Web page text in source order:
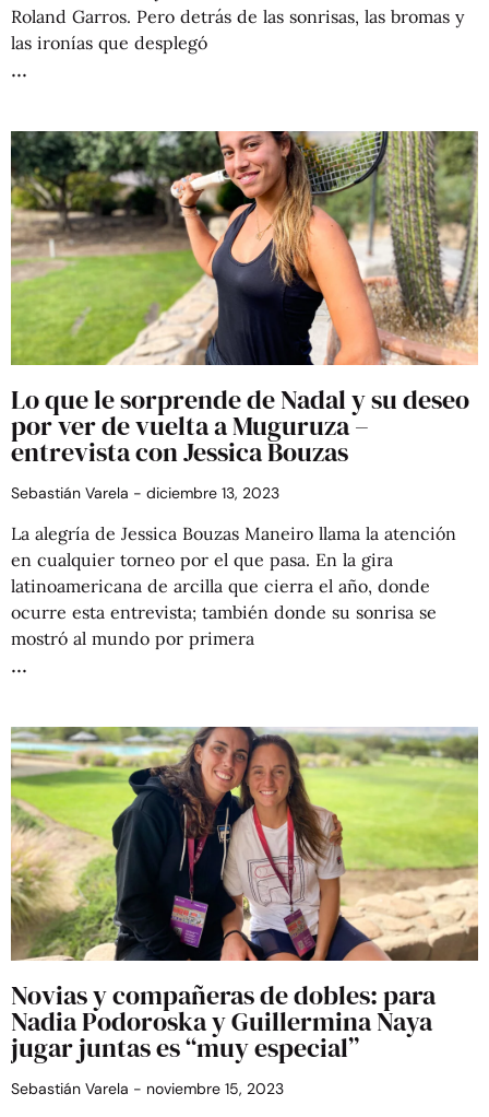
Roland Garros. Pero detrás de las sonrisas, las bromas y
las ironías que desplegó
Lo que le sorprende de Nadal y su deseo
por ver de vuelta a Muguruza –
entrevista con Jessica Bouzas
Sebastián Varela diciembre 13, 2023
La alegría de Jessica Bouzas Maneiro llama la atención
en cualquier torneo por el que pasa. En la gira
latinoamericana de arcilla que cierra el año, donde
ocurre esta entrevista; también donde su sonrisa se
mostró al mundo por primera
Novias y compañeras de dobles: para
Nadia Podoroska y Guillermina Naya
jugar juntas es “muy especial”
Sebastián Varela noviembre 15, 2023